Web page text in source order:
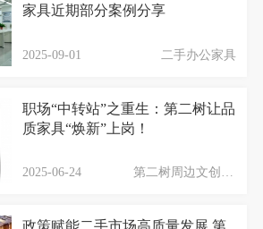
家具近期部分案例分享
2025-09-01 二手办公家具
职场“中转站”之重生：第二树让品
质家具“焕新”上岗！
2025-06-24 第二树周边文创故事